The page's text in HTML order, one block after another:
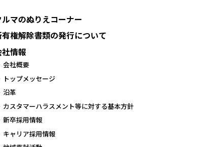
ルマのぬりえコーナー
権解除書類の発行について
社情報
会社概要
トップメッセージ
沿革
カスタマーハラスメント等に対する基本方針
新卒採用情報
キャリア採用情報